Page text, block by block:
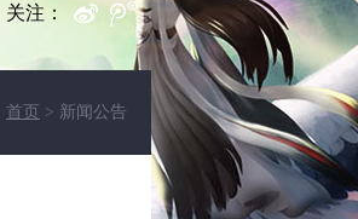
关注：
首页 > 新闻公告